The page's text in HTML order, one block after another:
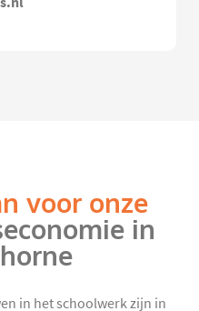
voor onze
in
in het schoolwerk zijn in